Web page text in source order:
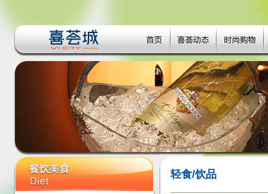
轻食/饮品